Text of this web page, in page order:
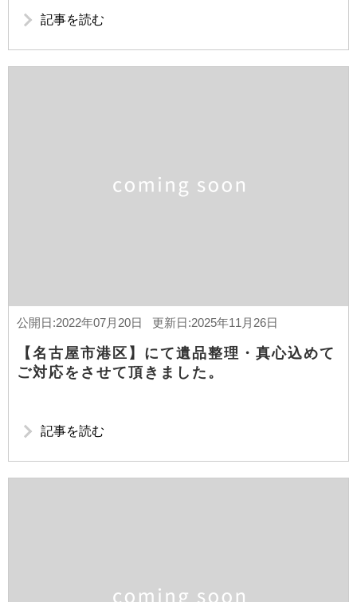
記事を読む
公開日:2022年07月20日 更新日:2025年11月26日
【名古屋市港区】にて遺品整理・真心込めて
ご対応をさせて頂きました。
記事を読む